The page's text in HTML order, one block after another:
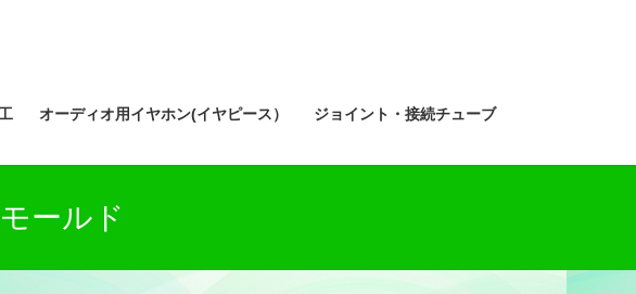
オーディオ用イヤホン(イヤピース） ジョイント・接続チューブ
ールド